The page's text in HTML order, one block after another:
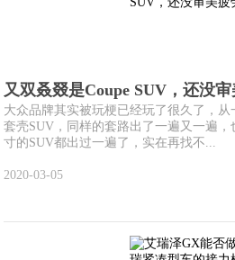
又双叒叕是Coupe SUV，还没
大众品牌其实被玩梗已经玩了很久了，
套壳SUV，同样的套路出了一遍又一遍
寸的SUV都出过一遍了，实在再找不...
2020-03-05